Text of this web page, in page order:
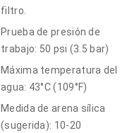
filtro.
Prueba de presión de
trabajo: 50 psi (3.5 bar)
Máxima temperatura del
agua: 43°C (109°F)
Medida de arena sílica
(sugerida): 10-20